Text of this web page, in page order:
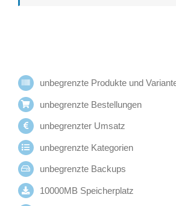
unbegrenzte Produkte und
unbegrenzte Bestellungen
unbegrenzter Umsatz
unbegrenzte Kategorien
unbegrenzte Backups
10000MB Speicherplatz